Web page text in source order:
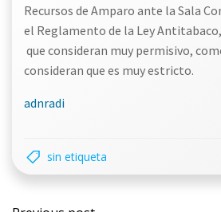
Recursos de Amparo ante la Sala
el Reglamento de la Ley
que consideran muy permisivo,
consideran que es muy estricto.
adnradi
sin etiqueta